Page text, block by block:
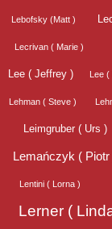
Lebofsky (Matt )
Lecrivan ( Marie )
Lee ( Jeffrey ) Lee (
Lehman ( Steve )
Leimgruber ( Urs )
Lemańczyk ( Piotr
Lentini ( Lorna )
Lerner (